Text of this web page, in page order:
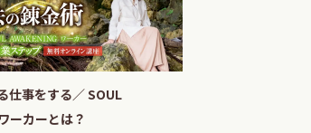
仕事をする／ SOUL
ーカーとは？